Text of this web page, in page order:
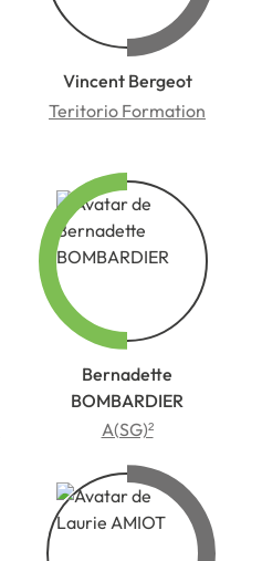
Vincent Bergeot
Teritorio Formation
Bernadette
BOMBARDIER
A(SG)²